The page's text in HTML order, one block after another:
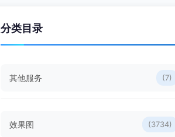
分类目录
其他服务 (7)
效果图 (3734)